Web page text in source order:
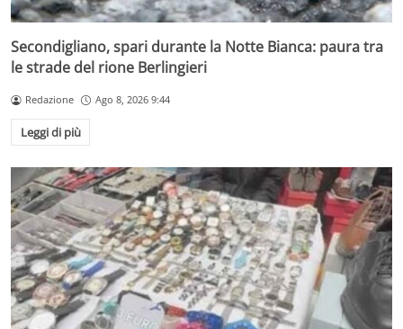
Secondigliano, spari durante la Notte Bianca: paura tra
le strade del rione Berlingieri
Redazione Ago 8, 2026 9:44
Leggi di più